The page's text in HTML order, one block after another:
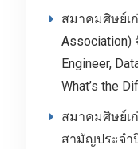
สมาคมศิษย์เ
Association)
Engineer,
What’s the
สมาคมศิษย์เ
สามัญประจำ